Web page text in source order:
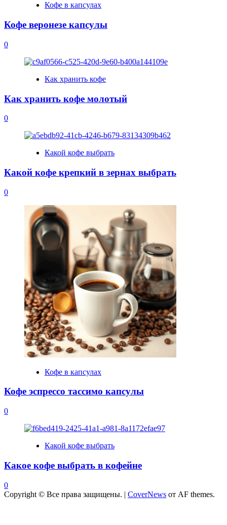
Кофе в капсулах
Кофе веронезе капсулы
0
Как хранить кофе
Как хранить кофе молотый
0
Какой кофе выбрать
Какой кофе крепкий в зернах выбрать
0
Кофе в капсулах
Кофе эспрессо тассимо капсулы
0
Какой кофе выбрать
Какое кофе выбрать в кофейне
0
Copyright © Все права защищены. | CoverNews от AF themes.